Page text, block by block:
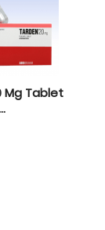
Mg Tablet